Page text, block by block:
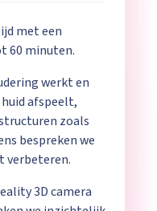
met een
60 minuten.
werkt en
afspeelt,
zoals
bespreken we
verbeteren.
3D camera